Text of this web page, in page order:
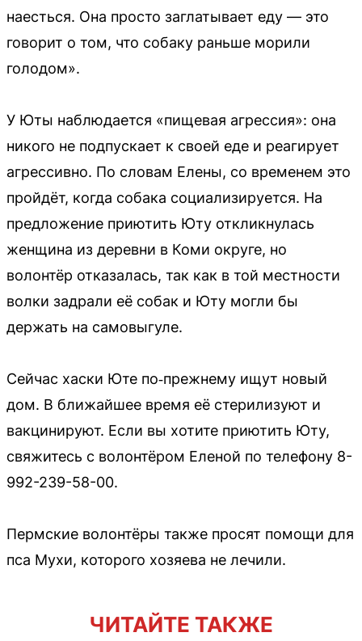
наесться. Она просто заглатывает еду — это
говорит о том, что собаку раньше морили
голодом».
У Юты наблюдается «пищевая агрессия»: она
никого не подпускает к своей еде и реагирует
агрессивно. По словам Елены, со временем это
пройдёт, когда собака социализируется. На
предложение приютить Юту откликнулась
женщина из деревни в Коми округе, но
волонтёр отказалась, так как в той местности
волки задрали её собак и Юту могли бы
держать на самовыгуле.
Сейчас хаски Юте по‑прежнему ищут новый
дом. В ближайшее время её стерилизуют и
вакцинируют. Если вы хотите приютить Юту,
свяжитесь с волонтёром Еленой по телефону 8-
992-239-58-00.
Пермские волонтёры также просят помощи для
пса Мухи, которого хозяева не лечили.
ЧИТАЙТЕ ТАКЖЕ